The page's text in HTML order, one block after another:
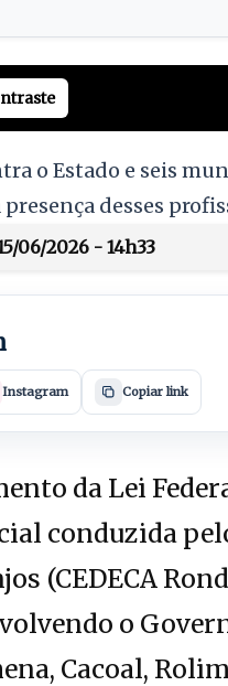
o Estado e seis
desses
06/2026 - 14h33
Instagram Copiar link
da Lei
conduzida
(CEDECA
o
Cacoal,